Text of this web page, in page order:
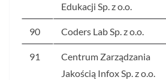
Edukacji Sp. z o.o.
90 Coders Lab Sp. z o.o.
91
Centrum Zarządzania
Jakością Infox Sp. z o.o.